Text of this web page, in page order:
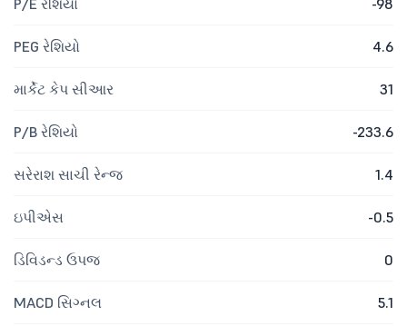
P/E રેશિયો -98
PEG રેશિયો 4.6
માર્કેટ કેપ સીઆર 31
P/B રેશિયો -233.6
સરેરાશ સાચી રેન્જ 1.4
ઇપીએસ -0.5
ડિવિડન્ડ ઉપજ 0
MACD સિગ્નલ 5.1